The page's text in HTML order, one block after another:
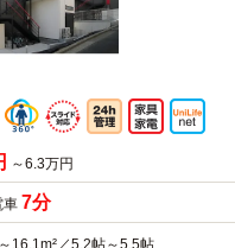
～6.3万円
車 7分
16.1m²／5.2帖～5.5帖